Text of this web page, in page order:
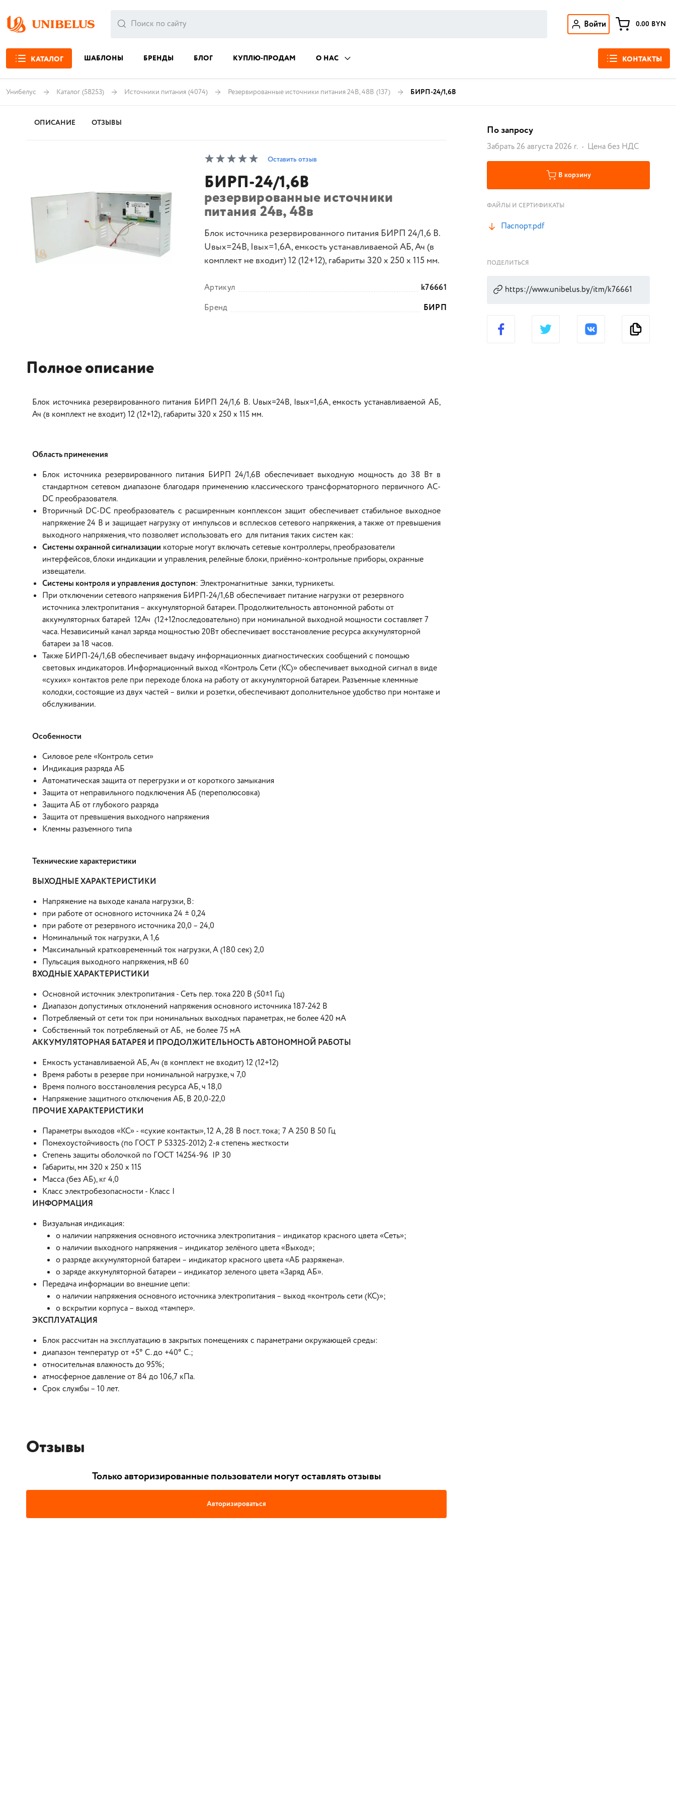
Войти 0.00 BYN
КАТАЛОГ ШАБЛОНЫ БРЕНДЫ БЛОГ КУПЛЮ-ПРОДАМ О НАС КОНТАКТЫ
Унибелус Каталог (58253) Источники питания (4074) Резервированные источники питания 24В, 48В (137) БИРП-24/1,6В
ОПИСАНИЕ ОТЗЫВЫ
Оставить отзыв
БИРП-24/1,6В
резервированные источники
питания 24в, 48в
Блок источника резервированного питания БИРП 24/1,6 В.
Uвых=24В, Iвых=1,6A, емкость устанавливаемой АБ, Ач (в
комплект не входит) 12 (12+12), габариты 320 х 250 х 115 мм.
Артикул
k76661
Бренд
БИРП
Полное описание
Блок источника резервированного питания БИРП 24/1,6 В. Uвых=24В, Iвых=1,6A, емкость устанавливаемой АБ,
Ач (в комплект не входит) 12 (12+12), габариты 320 х 250 х 115 мм.
Область применения
Блок источника резервированного питания БИРП 24/1,6В обеспечивает выходную мощность до 38 Вт в
стандартном сетевом диапазоне благодаря применению классического трансформаторного первичного АC-
DC преобразователя.
Вторичный DC-DC преобразователь с расширенным комплексом защит обеспечивает стабильное выходное
напряжение 24 В и защищает нагрузку от импульсов и всплесков сетевого напряжения, а также от превышения
выходного напряжения, что позволяет использовать его для питания таких систем как:
Системы охранной сигнализации которые могут включать сетевые контроллеры, преобразователи
интерфейсов, блоки индикации и управления, релейные блоки, приёмно-контрольные приборы, охранные
извещатели.
Системы контроля и управления доступом: Электромагнитные замки, турникеты.
При отключении сетевого напряжения БИРП-24/1,6В обеспечивает питание нагрузки от резервного
источника электропитания – аккумуляторной батареи. Продолжительность автономной работы от
аккумуляторных батарей 12Ач (12+12последовательно) при номинальной выходной мощности составляет 7
часа. Независимый канал заряда мощностью 20Вт обеспечивает восстановление ресурса аккумуляторной
батареи за 18 часов.
Также БИРП-24/1,6В обеспечивает выдачу информационных диагностических сообщений с помощью
световых индикаторов. Информационный выход «Контроль Сети (КС)» обеспечивает выходной сигнал в виде
«сухих» контактов реле при переходе блока на работу от аккумуляторной батареи. Разъемные клеммные
колодки, состоящие из двух частей – вилки и розетки, обеспечивают дополнительное удобство при монтаже и
обслуживании.
Особенности
Силовое реле «Контроль сети»
Индикация разряда АБ
Автоматическая защита от перегрузки и от короткого замыкания
Защита от неправильного подключения АБ (переполюсовка)
Защита АБ от глубокого разряда
Защита от превышения выходного напряжения
Клеммы разъемного типа
Технические характеристики
ВЫХОДНЫЕ ХАРАКТЕРИСТИКИ
Напряжение на выходе канала нагрузки, В:
при работе от основного источника 24 ± 0,24
при работе от резервного источника 20,0 – 24,0
Номинальный ток нагрузки, А 1,6
Максимальный кратковременный ток нагрузки, А (180 сек) 2,0
Пульсация выходного напряжения, мВ 60
ВХОДНЫЕ ХАРАКТЕРИСТИКИ
Основной источник электропитания - Сеть пер. тока 220 В (50±1 Гц)
Диапазон допустимых отклонений напряжения основного источника 187-242 В
Потребляемый от сети ток при номинальных выходных параметрах, не более 420 мА
Собственный ток потребляемый от АБ, не более 75 мА
АККУМУЛЯТОРНАЯ БАТАРЕЯ И ПРОДОЛЖИТЕЛЬНОСТЬ АВТОНОМНОЙ РАБОТЫ
Емкость устанавливаемой АБ, Ач (в комплект не входит) 12 (12+12)
Время работы в резерве при номинальной нагрузке, ч 7,0
Время полного восстановления ресурса АБ, ч 18,0
Напряжение защитного отключения АБ, В 20,0-22,0
ПРОЧИЕ ХАРАКТЕРИСТИКИ
Параметры выходов «КС» - «сухие контакты», 12 А, 28 В пост. тока; 7 А 250 В 50 Гц
Помехоустойчивость (по ГОСТ Р 53325-2012) 2-я степень жесткости
Степень защиты оболочкой по ГОСТ 14254-96 IP 30
Габариты, мм 320 х 250 х 115
Масса (без АБ), кг 4,0
Класс электробезопасности - Класс I
ИНФОРМАЦИЯ
Визуальная индикация:
о наличии напряжения основного источника электропитания – индикатор красного цвета «Сеть»;
о наличии выходного напряжения – индикатор зелёного цвета «Выход»;
о разряде аккумуляторной батареи – индикатор красного цвета «АБ разряжена».
о заряде аккумуляторной батареи – индикатор зеленого цвета «Заряд АБ».
Передача информации во внешние цепи:
о наличии напряжения основного источника электропитания – выход «контроль сети (КС)»;
о вскрытии корпуса – выход «тампер».
ЭКСПЛУАТАЦИЯ
Блок рассчитан на эксплуатацию в закрытых помещениях с параметрами окружающей среды:
диапазон температур от +5° С. до +40° С.;
относительная влажность до 95%;
атмосферное давление от 84 до 106,7 кПа.
Срок службы – 10 лет.
Отзывы
Только авторизированные пользователи могут оставлять отзывы
Авторизироваться
По запросу
Забрать 26 августа 2026 г. Цена без НДС
В корзину
ФАЙЛЫ И СЕРТИФИКАТЫ
Паспорт.pdf
ПОДЕЛИТЬСЯ